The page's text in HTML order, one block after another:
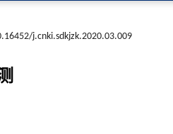
j.cnki.sdkjzk.2020.03.009